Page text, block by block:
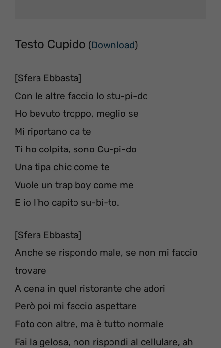
Testo Cupido (Download)
[Sfera Ebbasta]
Con le altre faccio lo stu-pi-do
Ho bevuto troppo, meglio se
Mi riportano da te
Ti ho colpita, sono Cu-pi-do
Una tipa chic come te
Vuole un trap boy come me
E io l’ho capito su-bi-to.
[Sfera Ebbasta]
Anche se rispondo male, se non mi faccio
trovare
A cena in quel ristorante che adori
Però poi mi faccio aspettare
Foto con altre, ma è tutto normale
Fai la gelosa, non rispondi al cellulare, ah